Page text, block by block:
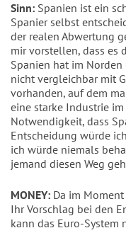
Sinn: Spanien ist ein
Spanier selbst
der realen Abwertung
mir vorstellen, dass es
Spanien hat im
nicht vergleichbar mit
vorhanden, auf dem
eine starke Industrie
Notwendigkeit, dass
Entscheidung würde
ich würde niemals
jemand diesen Weg
MONEY: Da im
Ihr Vorschlag bei den
kann das Euro-System